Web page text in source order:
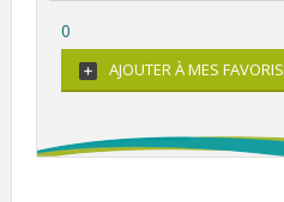
0
AJOUTER À MES FAVORIS